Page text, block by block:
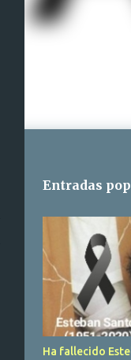
Entradas
Ha fallecido